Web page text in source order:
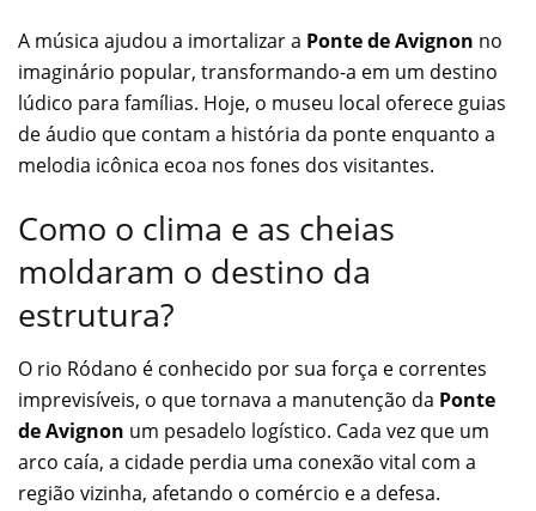
A música ajudou a imortalizar a Ponte de Avignon no
imaginário popular, transformando-a em um destino
lúdico para famílias. Hoje, o museu local oferece guias
de áudio que contam a história da ponte enquanto a
melodia icônica ecoa nos fones dos visitantes.
Como o clima e as cheias
moldaram o destino da
estrutura?
O rio Ródano é conhecido por sua força e correntes
imprevisíveis, o que tornava a manutenção da Ponte
de Avignon um pesadelo logístico. Cada vez que um
arco caía, a cidade perdia uma conexão vital com a
região vizinha, afetando o comércio e a defesa.